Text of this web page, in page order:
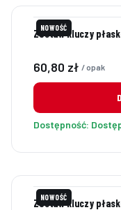
NOWOŚĆ
Zestaw kluczy
Cena
60,80 zł / opak
Dostępność:
NOWOŚĆ
Zestaw kluczy